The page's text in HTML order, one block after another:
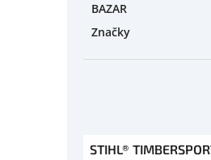
BAZAR
Značky
STIHL®